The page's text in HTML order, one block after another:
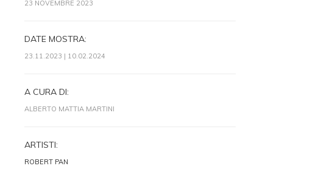
23 NOVEMBRE 2023
DATE MOSTRA:
23.11.2023 | 10.02.2024
A CURA DI:
ALBERTO MATTIA MARTINI
ARTISTI:
ROBERT PAN